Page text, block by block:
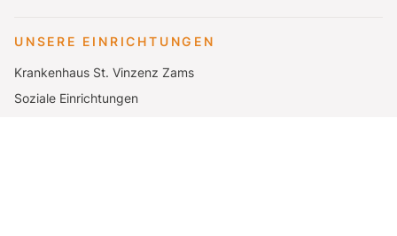
UNSERE EINRICHTUNGEN
Krankenhaus St. Vinzenz Zams
Soziale Einrichtungen